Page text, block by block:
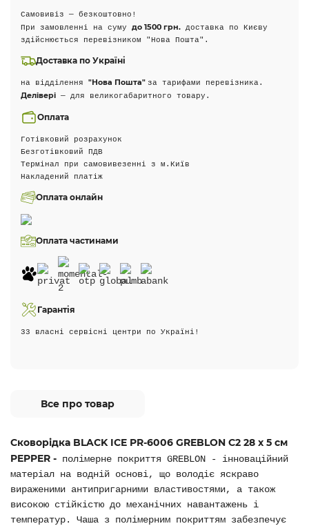
Самовивіз — безкоштовно!
При замовленні на суму до 1500 грн. доставка по Києву
здійснюється перевізником "Нова Пошта".
Доставка по Україні
на відділення "Нова Пошта" за тарифами перевізника.
Делівері — для великогабаритного товару.
Оплата
Готівковий розрахунок
Безготівковий ПДВ
Термінал при самовивезенні з м.Київ
Накладений платіж
Оплата онлайн
Оплата частинами
Гарантія
33 власні сервісні центри по Україні!
Все про товар
Сковорідка BLACK ICE PR-6006 GREBLON C2 28 x 5 см
PEPPER - полімерне покриття GREBLON - інноваційний
матеріал на водній основі, що володіє яскраво
вираженими антипригарними властивостями, а також
високою стійкістю до механічних навантажень і
температур. Чаша з полімерним покриттям забезпечує